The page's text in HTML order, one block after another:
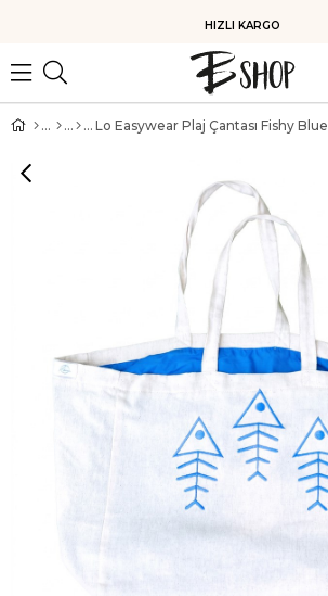
HIZLI KARGO
Lo Easywear Plaj Çantası Fishy Blue